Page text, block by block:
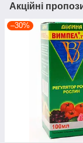
Акційні
–30%